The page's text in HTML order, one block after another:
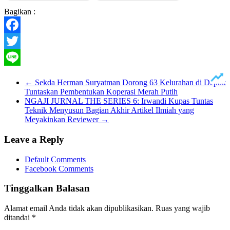
Bagikan :
Facebook
Twitter
← Sekda Herman Suryatman Dorong 63 Kelurahan di Depok
Tuntaskan Pembentukan Koperasi Merah Putih
NGAJI JURNAL THE SERIES 6: Irwandi Kupas Tuntas
Teknik Menyusun Bagian Akhir Artikel Ilmiah yang
Meyakinkan Reviewer →
Leave a Reply
Default Comments
Facebook Comments
Tinggalkan Balasan
Alamat email Anda tidak akan dipublikasikan. Ruas yang wajib
ditandai *